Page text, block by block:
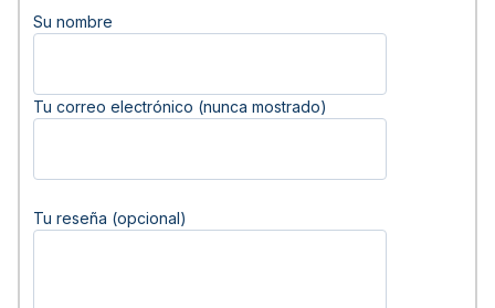
Su nombre
Tu correo electrónico (nunca mostrado)
Tu reseña (opcional)